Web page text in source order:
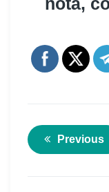
Previous